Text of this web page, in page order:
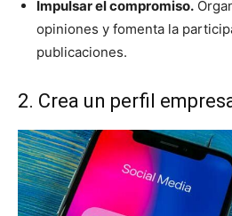
Impulsar el compromiso.
opiniones y fomenta la
publicaciones.
2. Crea un perfil